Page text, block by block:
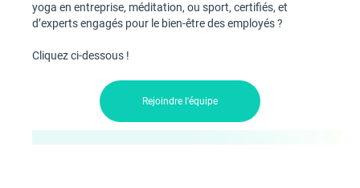
yoga en entreprise, méditation, ou sport, certifiés, et
d’experts engagés pour le bien-être des employés ?
Cliquez ci-dessous !
Rejoindre l'équipe